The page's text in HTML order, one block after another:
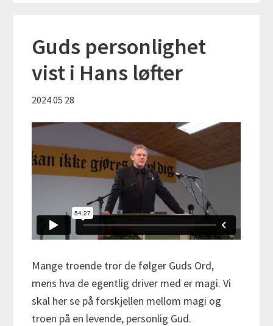
Guds personlighet
vist i Hans løfter
2024 05 28
Mange troende tror de følger Guds Ord,
mens hva de egentlig driver med er magi. Vi
skal her se på forskjellen mellom magi og
troen på en levende, personlig Gud.